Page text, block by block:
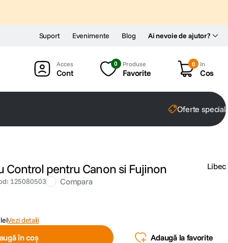
Ai nevoie de ajutor?
Suport Evenimente Blog
Cont
0 Produse
Favorite
0 In
Cos
Oferte
Control pentru Canon si Fujinon
: 125080503 Compara
Libec
leiVezi detalii
în coș Adaugă la favorite